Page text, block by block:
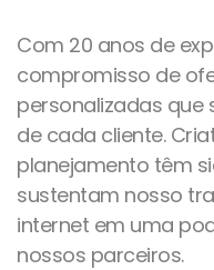
Com 20 anos de
compromisso de
personalizadas que
de cada cliente.
planejamento têm
sustentam nosso
internet em uma
nossos parceiros.